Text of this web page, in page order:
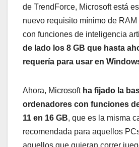
de TrendForce, Microsoft está
nuevo requisito mínimo de
con funciones de inteligencia
de lado los 8 GB que hasta
requería para usar en
Ahora, Microsoft ha fijado la
ordenadores con funciones
11 en 16 GB, que es la misma
recomendada para aquellos
aquellos que quieran correr